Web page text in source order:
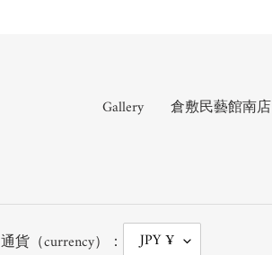
Gallery 倉敷民藝館南店
C
U
通貨（currency）： JPY ¥